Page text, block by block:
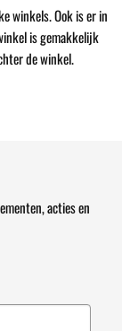
winkels. Ook is er in
is gemakkelijk
de winkel.
acties en